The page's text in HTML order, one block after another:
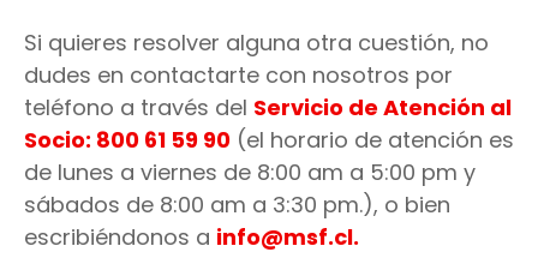
- Participar en nuestras reuniones y eventos especiales.
- Difundiendo nuestro mensaje siguiéndonos
ennuestras redes socialesy compartiendo nuestros
contenidos
Todas estas opciones están disponibles en
página web o bien, escribiendo un e-mail ainfo@msf.cl
Si tienes dudas sobre si eres víctima de un engaño o
fraude en nombre de la organización, por favor
comunícate a través de nuestro correo
electrónico:info@msf.cl. Si quieres más información al
respecto,ingresaaquí.
Si quieres resolver alguna otra cuestión, no
dudes en contactarte con nosotros por
teléfono a través del Servicio de Atención al
Socio: 800 61 59 90 (el horario de atención es
de lunes a viernes de 8:00 am a 5:00 pm y
sábados de 8:00 am a 3:30 pm.), o bien
escribiéndonos a info@msf.cl.